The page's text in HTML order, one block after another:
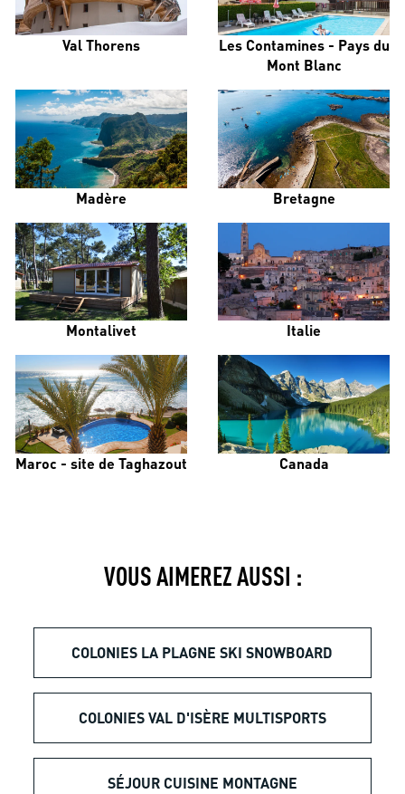
Val Thorens
Les Contamines - Pays du
Mont Blanc
Madère Bretagne
Montalivet Italie
Maroc - site de Taghazout Canada
VOUS AIMEREZ AUSSI :
COLONIES LA PLAGNE SKI SNOWBOARD
COLONIES VAL D'ISÈRE MULTISPORTS
SÉJOUR CUISINE MONTAGNE